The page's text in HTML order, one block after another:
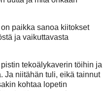
paikka sanoa kiitokset
ja vaikuttavasta
tekoälykaverin töihin ja
Ja niitähän tuli, eikä tainnut
kohtaa lopetin